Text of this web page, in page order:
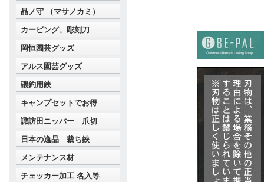
晶ノ守 （マサノカミ）
カービング、彫刻刀
岡恒園芸グッズ
アルス園芸グッズ
磯釣用鋏
キャンプセットでお得
諏訪田ニッパー 爪切
日本の逸品 裁ち鋏
メンテナンス材
チェッカー加工 名入等